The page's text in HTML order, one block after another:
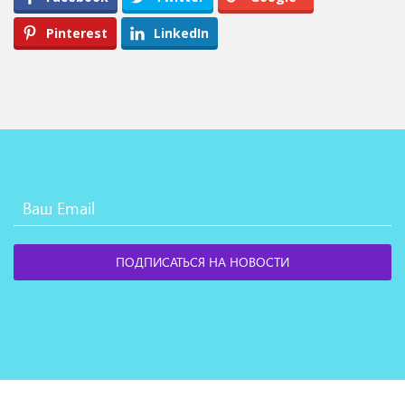
Pinterest LinkedIn